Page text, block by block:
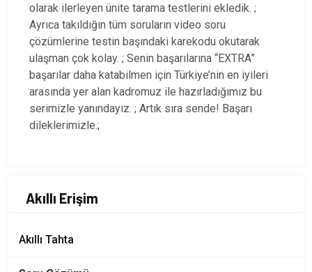
olarak ilerleyen ünite tarama testlerini ekledik. ;
Ayrıca takıldığın tüm soruların video soru
çözümlerine testin başındaki karekodu okutarak
ulaşman çok kolay. ; Senin başarılarına “EXTRA”
başarılar daha katabilmen için Türkiye’nin en iyileri
arasında yer alan kadromuz ile hazırladığımız bu
serimizle yanındayız. ; Artık sıra sende! Başarı
dileklerimizle.;
Akıllı Erişim
Akıllı Tahta